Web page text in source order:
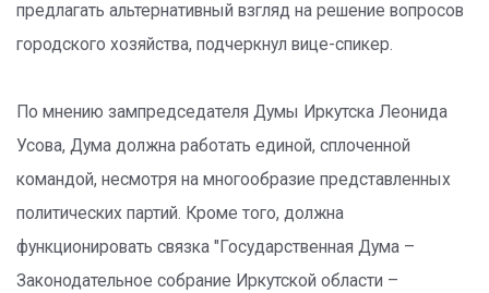
предлагать альтернативный взгляд на решение вопросов
городского хозяйства, подчеркнул вице-спикер.
По мнению зампредседателя Думы Иркутска Леонида
Усова, Дума должна работать единой, сплоченной
командой, несмотря на многообразие представленных
политических партий. Кроме того, должна
функционировать связка "Государственная Дума –
Законодательное cобрание Иркутской области –